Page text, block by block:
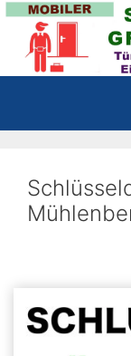
Zum
Inhalt
springen